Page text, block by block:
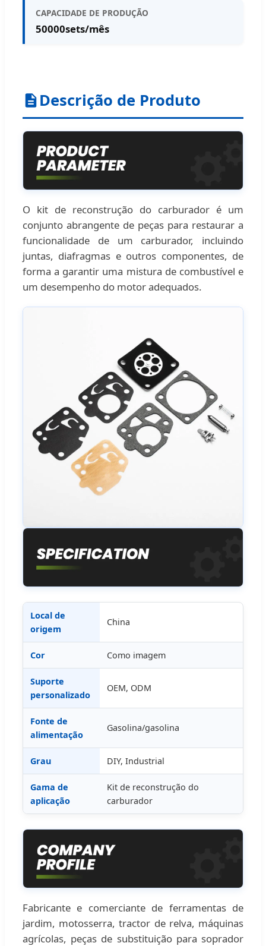
CAPACIDADE DE PRODUÇÃO
50000sets/mês
Descrição de Produto
O kit de reconstrução do carburador é um
conjunto abrangente de peças para restaurar a
funcionalidade de um carburador, incluindo
juntas, diafragmas e outros componentes, de
forma a garantir uma mistura de combustível e
um desempenho do motor adequados.
Local de
origem
China
Cor Como imagem
Suporte
personalizado
OEM, ODM
Fonte de
alimentação
Gasolina/gasolina
Grau DIY, Industrial
Gama de
aplicação
Kit de reconstrução do
carburador
Fabricante e comerciante de ferramentas de
jardim, motosserra, tractor de relva, máquinas
agrícolas, peças de substituição para soprador